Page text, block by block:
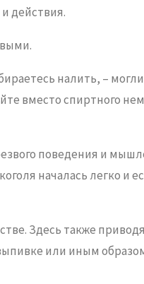
действия.
налить, –
вместо спиртного
поведения и
началась легко и
Здесь также
или иным